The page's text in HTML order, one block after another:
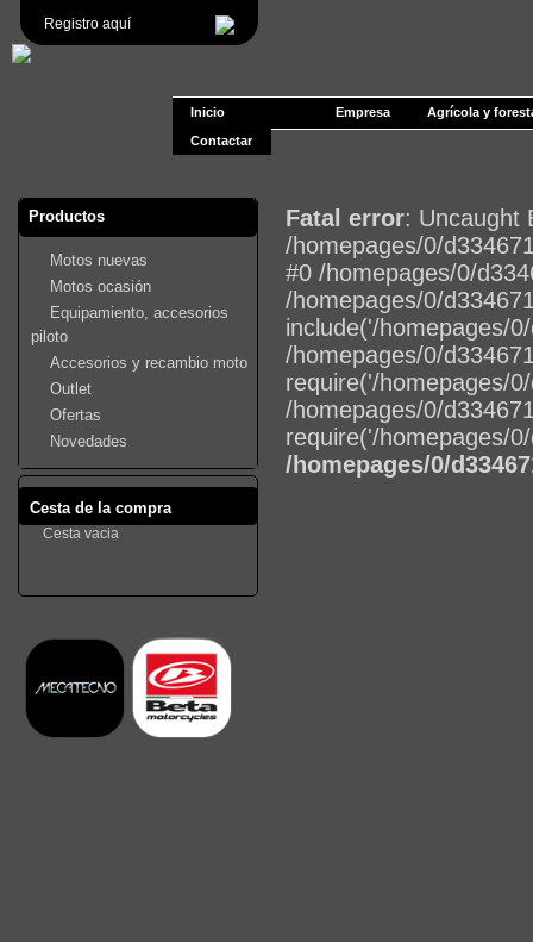
Registro aquí
Inicio Empresa
Agrícola y
Contactar
Productos
Motos nuevas
Motos ocasión
Equipamiento, accesorios
piloto
Accesorios y recambio moto
Outlet
Ofertas
Novedades
Cesta de la compra
Cesta vacia
Fatal error: Uncaught
/homepages/0/
#0 /homepages/0/
/homepages/0/
include('/homepages/
/homepages/0/
require('/homepages/
/homepages/0/
require('/homepages/
/homepages/0/